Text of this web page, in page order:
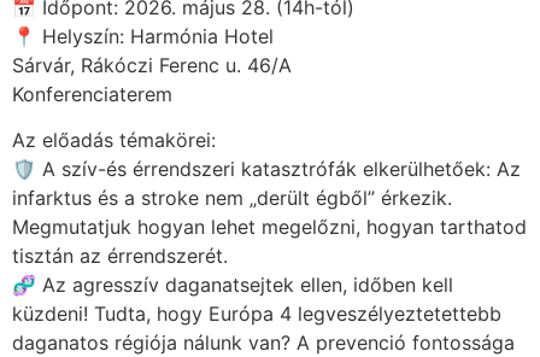
📅 Időpont: 2026. május 28. (14h-tól)
📍 Helyszín: Harmónia Hotel
Sárvár, Rákóczi Ferenc u. 46/A
Konferenciaterem
Az előadás témakörei:
🛡️ A szív-és érrendszeri katasztrófák elkerülhetőek: Az
infarktus és a stroke nem „derült égből” érkezik.
Megmutatjuk hogyan lehet megelőzni, hogyan tarthatod
tisztán az érrendszerét.
🧬 Az agresszív daganatsejtek ellen, időben kell
küzdeni! Tudta, hogy Európa 4 legveszélyeztetettebb
daganatos régiója nálunk van? A prevenció fontossága